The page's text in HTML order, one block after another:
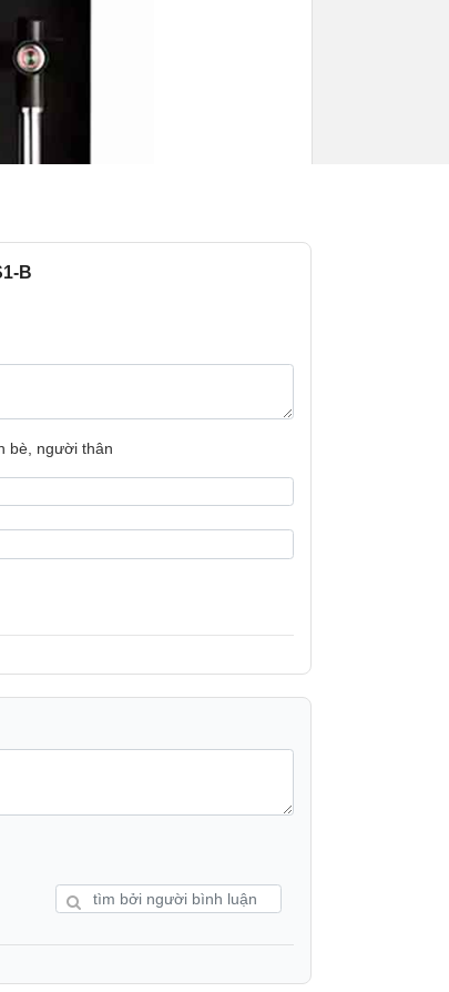
chọn kích cỡ hạt xay, giữ độ đồng
điều hành dựa trên Linux cho trải
thể thưởng thức tách cà phê như
B
bè, người thân